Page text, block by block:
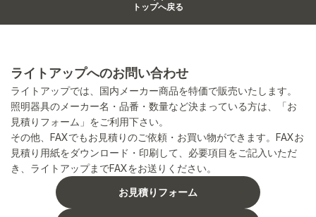
トップへ戻る
ライトアップへのお問い合わせ
ライトアップでは、国内メーカー商品を特価で販売いたします。
照明器具のメーカー名・品番・数量など決まっている方は、「お
見積りフォーム」をご利用下さい。
その他、FAXでもお見積りのご依頼・お買い物ができます。FAXお
見積り用紙をダウンロード・印刷して、必要項目をご記入いただ
き、ライトアップまでFAXをお送りください。
お見積りフォーム